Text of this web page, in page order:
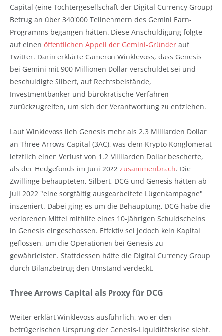
Capital (eine Tochtergesellschaft der Digital Currency Group)
Betrug an über 340'000 Teilnehmern des Gemini Earn-
Programms begangen hätten. Diese Anschuldigung folgte
auf einen öffentlichen Appell der Gemini-Gründer auf
Twitter. Darin erklärte Cameron Winklevoss, dass Genesis
bei Gemini mit 900 Millionen Dollar verschuldet sei und
beschuldigte Silbert, auf Rechtsbeistände,
Investmentbanker und bürokratische Verfahren
zurückzugreifen, um sich der Verantwortung zu entziehen.
Laut Winklevoss lieh Genesis mehr als 2.3 Milliarden Dollar
an Three Arrows Capital (3AC), was dem Krypto-Konglomerat
letztlich einen Verlust von 1.2 Milliarden Dollar bescherte,
als der Hedgefonds im Juni 2022 zusammenbrach. Die
Zwillinge behaupteten, Silbert, DCG und Genesis hätten ab
Juli 2022 "eine sorgfältig ausgearbeitete Lügenkampagne"
inszeniert. Dabei ging es um die Behauptung, DCG habe die
verlorenen Mittel mithilfe eines 10-jährigen Schuldscheins
in Genesis eingeschossen. Effektiv sei jedoch kein Kapital
geflossen, um die Operationen bei Genesis zu
gewährleisten. Stattdessen hätte die Digital Currency Group
durch Bilanzbetrug den Umstand verdeckt.
Three Arrows Capital als Proxy für DCG
Weiter erklärt Winklevoss ausführlich, wo er den
betrügerischen Ursprung der Genesis-Liquiditätskrise sieht.